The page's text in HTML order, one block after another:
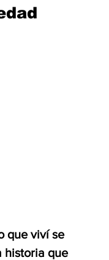
historia que